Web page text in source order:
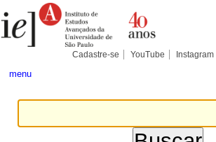
para
conteúdo.
Pessoais
Cadastre-se YouTube Instagram
menu